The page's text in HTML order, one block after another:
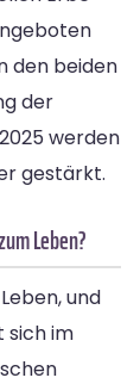
den beiden
der
werden
gestärkt.
Leben?
und
sich im